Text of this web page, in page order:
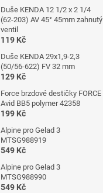
Duše KENDA 12 1/2 x 2 1/4
(62-203) AV 45° 45mm zahnutý
ventil
119 Kč
Duše KENDA 29x1,9-2,3
(50/56-622) FV 32 mm
129 Kč
Force brzdové destičky FORCE
Avid BB5 polymer 42358
199 Kč
Alpine pro Gelad 3
MTSG988919
549 Kč
Alpine pro Gelad 3
MTSG988990
549 Kč